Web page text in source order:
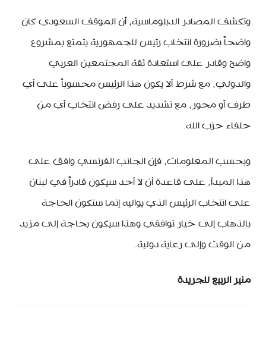
وتكشف المصادر الدبلوماسية، أن الموقف السعودي كان
واضحاً بضرورة انتخاب رئيس للجمهورية يتمتع بمشروع
واضح وقادر على استعادة ثقة المجتمعين العربي
والدولي، مع شرط ألا يكون هذا الرئيس محسوباً على أي
طرف أو محور، مع تشديد على رفض انتخاب أي من
حلفاء حزب الله.
وبحسب المعلومات، فإن الجانب الفرنسي وافق على
هذا المبدأ، على قاعدة أن لا أحد سيكون قادراً في لبنان
على انتخاب الرئيس الذي يواليه إنما ستكون الحاجة
بالذهاب إلى خيار توافقي وهذا سيكون بحاجة إلى مزيد
من الوقت وإلى رعاية دولية.
منير الربيع للجريدة